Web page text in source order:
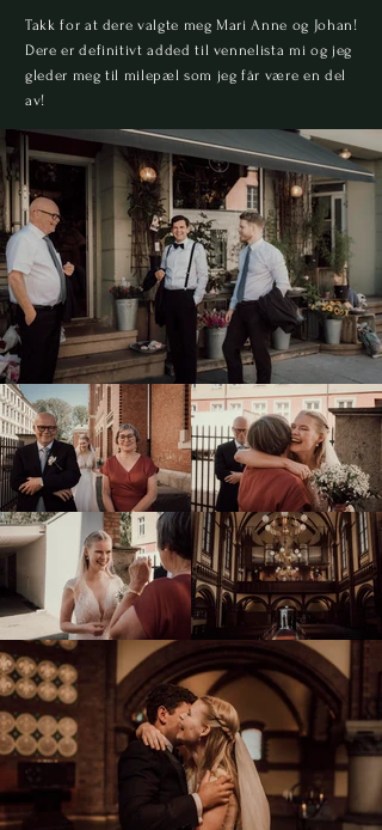
Takk for at dere valgte meg Mari Anne og Johan!
Dere er definitivt added til vennelista mi og jeg
gleder meg til milepæl som jeg får være en del
av!